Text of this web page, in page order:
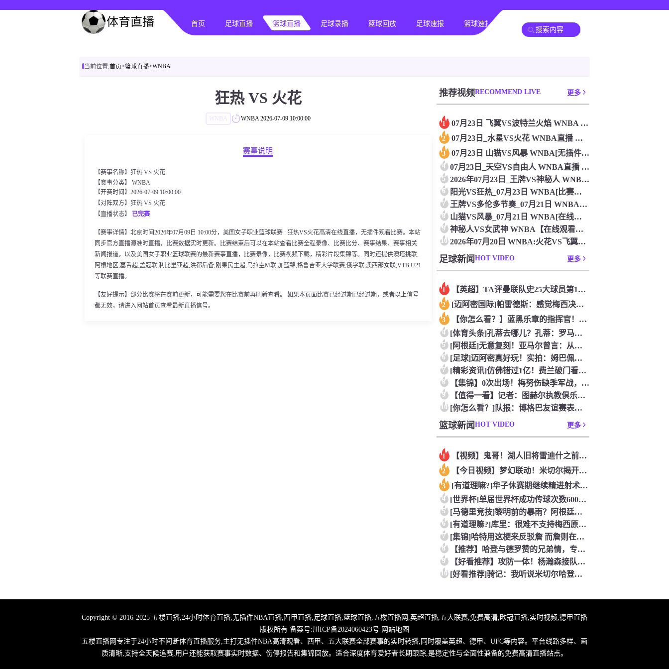
首页 足球直播 篮球直播 足球录播 篮球回放 足球速报 篮球速报 其他赛事
当前位置:首页>篮球直播>WNBA
狂热 VS 火花
WNBA WNBA 2026-07-09 10:00:00
赛事说明
【赛事名称】狂热 VS 火花
【赛事分类】 WNBA
【开赛时间】2026-07-09 10:00:00
【对阵双方】狂热 VS 火花
【直播状态】 已完赛
【赛事详情】北京时间2026年07月09日 10:00分，美国女子职业篮球联赛 : 狂热VS火花高清在线直播，无插件观看比赛。本站
同步官方直播源准时直播，比赛数据实时更新。比赛结束后可以在本站查看比赛全程录像、比赛比分、赛事结果、赛事相关
新闻报道，以及美国女子职业篮球联赛的最新赛事直播，比赛录像，比赛视频下载，精彩片段集锦等。同时还提供澳塔挑联,
阿根地区,塞舌超,孟冠联,利比里亚超,洪都后备,刚果民主超,乌拉圭M联,加篮锦,格鲁吉亚大学联赛,俄学联,澳西部女联,VTB U21
等联赛直播。
【友好提示】部分比赛将在赛前更新，可能需要您在比赛前再刷新查看。 如果本页面比赛已经过期已经过期，或者以上信号
都无效，请进入网站首页查看最新直播信号。
推荐视频RECOMMEND LIVE 更多
1 07月23日 飞翼VS波特兰火焰 WNBA 在线观看比赛
2 07月23日_水星VS火花 WNBA直播 免费直播
3 07月23日 山猫VS风暴 WNBA[无插件直播]
4 07月23日_天空VS自由人 WNBA直播 高清直播
5 2026年07月23日_王牌VS神秘人 WNBA直播 比赛直
6 阳光VS狂热_07月23日 WNBA[比赛直播]
7 王牌VS多伦多节奏_07月21日 WNBA[在线观看]
8 山猫VS风暴_07月21日 WNBA[在线观看]
9 神秘人VS女武神 WNBA【在线观看比赛】_2026年07月
10 2026年07月20日 WNBA:火花VS飞翼_免费在线直播
足球新闻 HOT VIDEO 更多
1 【英超】TA评曼联队史25大球员第12：“巴斯比宝贝”的绝佳
2 [迈阿密国际]帕雷德斯：感觉梅西决定了决赛是国家队最后一战，
3 【你怎么看？】蓝黑乐章的指挥官！优雅的波兰中场节拍器！
4 [体育头条]孔蒂去哪儿？孔蒂：罗马诺你小子给我管住嘴哈！
5 [阿根廷]无意复刻！亚马尔曾言：从没想过成为梅西，也不会穿他
6 [足球]迈阿密真好玩！实拍：姆巴佩和女友被路人拍到在夜店狂欢
7 [精彩资讯]仿佛错过1亿！费兰破门看台的西班牙传奇欢呼，拉莫
8 【集锦】0次出场！梅努伤缺季军战，整届1分钟没踢无缘世界杯首
9 【值得一看】记者：图赫尔执教俱乐部是淘汰赛专家，但在真正压力
10 [你怎么看？]队报：博格巴友谊赛表现不错 戈洛文可能加盟沙特
篮球新闻 HOT VIDEO 更多
1 【视频】鬼哥！湖人旧将雷迪什之前在立陶宛联赛大杀四方
2 【今日视频】梦幻联动！米切尔揭开安东内利的名字贴纸！
3 [有道理嘛?]华子休赛期继续精进射术！5个点位接球三分全部命
4 [世界杯]单届世界杯成功传球次数600+球员：罗德里本届75
5 [马德里竞技]黎明前的暴雨？阿根廷世界杯决赛前最后一堂训练课
6 [有道理嘛?]库里：很难不支持梅西原来库里也是梅西球迷！
7 [集锦]哈特用这梗来反驳詹 而詹则在开玩笑地强调0比3和1比
8 【推荐】哈登与德罗赞的兄弟情，专属硬汉的温情
9 【好看推荐】攻防一体！杨瀚森接队友传球双手大力灌篮&防守端再
10 [好看推荐]骑记：我听说米切尔哈登和詹姆斯保持联系 但招募不
Copyright © 2016-2025 五楼直播,24小时体育直播,无插件NBA直播,西甲直播,足球直播,篮球直播,五楼直播网,英超直播,五大联赛,免费高清,欧冠直播,实时视频,德甲直播
版权所有 备案号:川ICP备2024060423号 网站地图
五楼直播网专注于24小时不间断体育直播服务,主打无插件NBA高清观看、西甲、五大联赛全部赛事的实时转播,同时覆盖英超、德甲、UFC等内容。平台线路多样、画
质清晰,支持全天候追赛,用户还能获取赛事实时数据、伤停报告和集锦回放。适合深度体育爱好者长期跟踪,是稳定性与全面性兼备的免费高清直播站点。